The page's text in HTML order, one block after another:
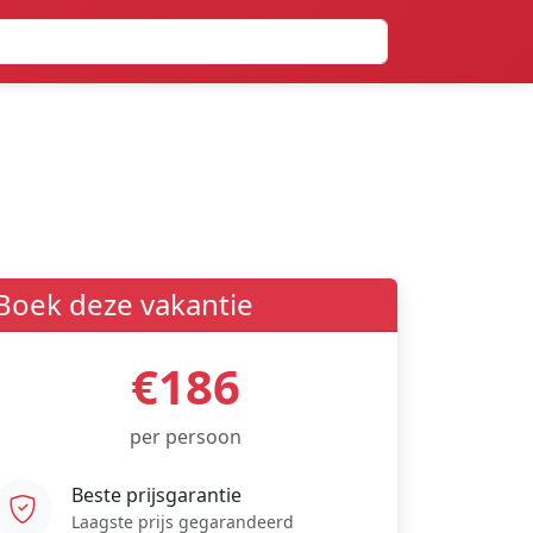
deze vakantie
€186
per persoon
Beste prijsgarantie
Laagste prijs gegarandeerd